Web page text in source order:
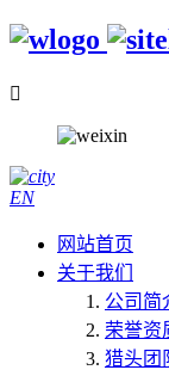

EN
网站首页
关于我们
公司简
荣誉资
猎头团